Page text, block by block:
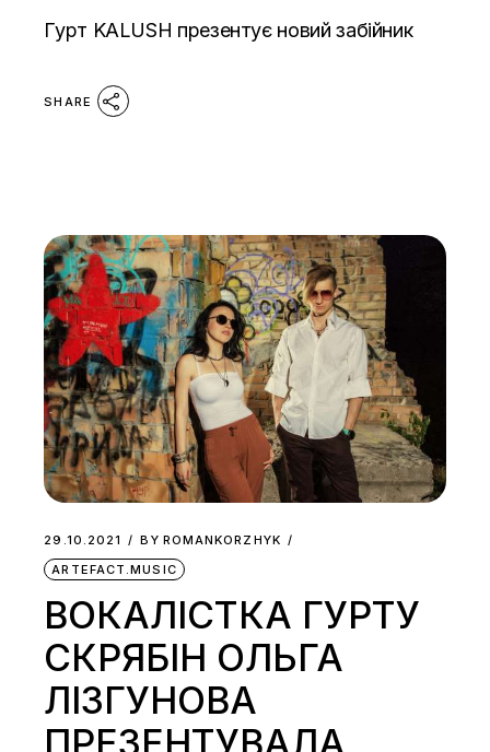
Гурт KALUSH презентує новий забійник
SHARE
29.10.2021 BY ROMANKORZHYK
ARTEFACT.MUSIC
ВОКАЛІСТКА ГУРТУ
СКРЯБІН ОЛЬГА
ЛІЗГУНОВА
ПРЕЗЕНТУВАЛА